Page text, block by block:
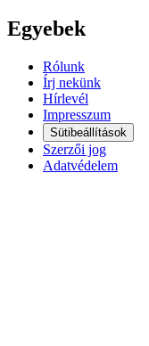
Egyebek
Rólunk
Írj nekünk
Hírlevél
Impresszum
Sütibeállítások
Szerzői jog
Adatvédelem